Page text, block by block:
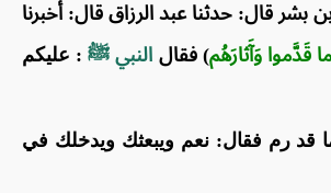
قال: حدثنا عبد الرزاق قال: أخبرنا
قَدَّموا وَآَثارَهُم) فقال النبي ﷺ : عليكم
قد رم فقال: نعم ويبعثك ويدخلك في